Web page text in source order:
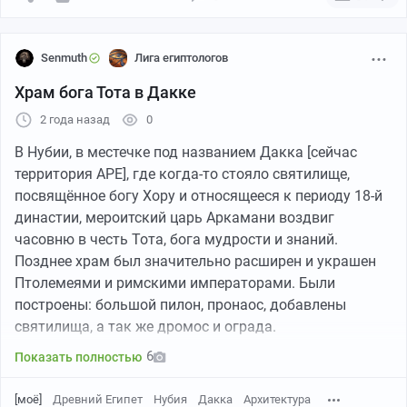
Относительно недалеко, но, как оказалось, очень
опасно! Храм Амада украшен тончайшими
выпуклыми рельефами, которые не выдержали бы
проделано с храмами острова Филе и Абу-Симбела.
расстоянии двух миль от реки находится
котором находится небольшая погребальная камера,
семь шагов в длину, три в ширину и высотой пять с
ней примыкает камера меньшего размера, внизу
которой между двумя сиденьями находится бюст,
предназначенный, вероятно, для мумий. Краски
картин сохранились так же хорошо, как и в гробницах
царей в Фивах, но все таки им уступают».
Senmuth Лига египтологов
Храм бога Тота в Дакке
2 года назад 0
В Нубии, в местечке под названием Дакка [сейчас
территория АРЕ], где когда-то стояло святилище,
посвящённое богу Хору и относящееся к периоду 18-й
династии, мероитский царь Аркамани воздвиг
часовню в честь Тота, бога мудрости и знаний.
Позднее храм был значительно расширен и украшен
Птолемеями и римскими императорами. Были
построены: большой пилон, пронаос, добавлены
святилища, а так же дромос и ограда.
Показать полностью 6
[моё] Древний Египет Нубия Дакка Архитектура